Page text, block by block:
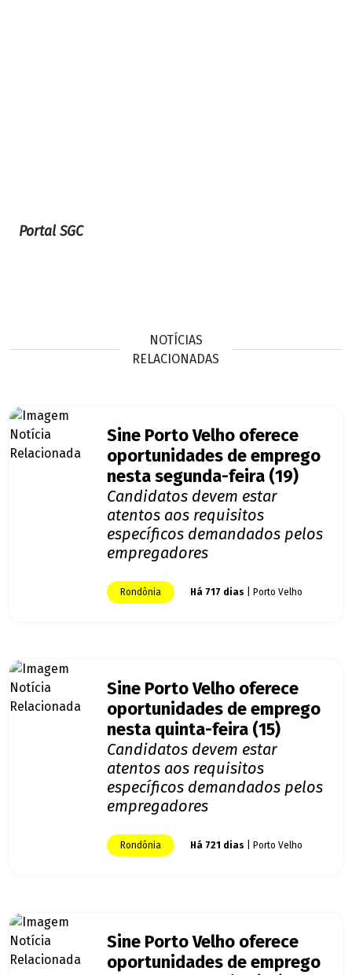
Portal SGC
NOTÍCIAS
RELACIONADAS
Sine Porto Velho oferece
oportunidades de emprego
nesta segunda-feira (19)
Candidatos devem estar
atentos aos requisitos
específicos demandados pelos
empregadores
Rondônia Há 717 dias | Porto Velho
Sine Porto Velho oferece
oportunidades de emprego
nesta quinta-feira (15)
Candidatos devem estar
atentos aos requisitos
específicos demandados pelos
empregadores
Rondônia Há 721 dias | Porto Velho
Sine Porto Velho oferece
oportunidades de emprego